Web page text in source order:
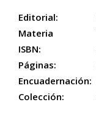
Editorial:
Materia
ISBN:
Páginas:
Encuadernación:
Colección: